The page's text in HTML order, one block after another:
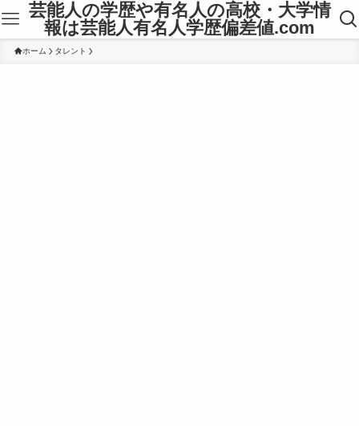
芸能人の学歴や有名人の高校・大学情
報は芸能人有名人学歴偏差値.com
ホーム タレント